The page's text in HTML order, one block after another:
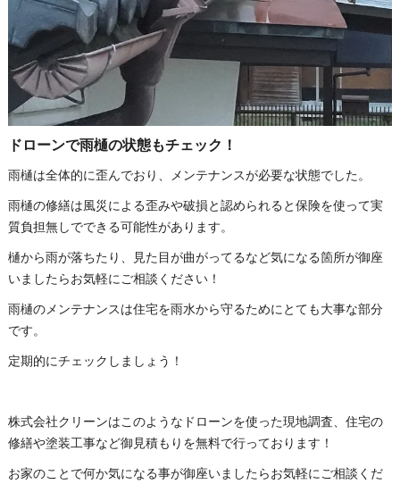
ドローンで雨樋の状態もチェック！
雨樋は全体的に歪んでおり、メンテナンスが必要な状態でした。
雨樋の修繕は風災による歪みや破損と認められると保険を使って実
質負担無しでできる可能性があります。
樋から雨が落ちたり、見た目が曲がってるなど気になる箇所が御座
いましたらお気軽にご相談ください！
雨樋のメンテナンスは住宅を雨水から守るためにとても大事な部分
です。
定期的にチェックしましょう！
株式会社クリーンはこのようなドローンを使った現地調査、住宅の
修繕や塗装工事など御見積もりを無料で行っております！
お家のことで何か気になる事が御座いましたらお気軽にご相談くだ